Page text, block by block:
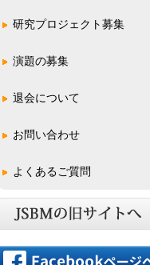
一般の方
学校関係の方
研究プロジェクト募集
演題の募集
学術総会(全国大会)
学術集会
東日本支部
西日本支部
超音波ハンズオンセミナー
退会について
お問い合わせ
よくあるご質問